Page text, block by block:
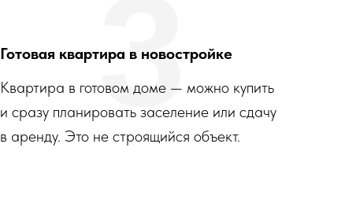
Готовая квартира в новостройке
Квартира в готовом доме — можно купить
и сразу планировать заселение или сдачу
в аренду. Это не строящийся объект.
3